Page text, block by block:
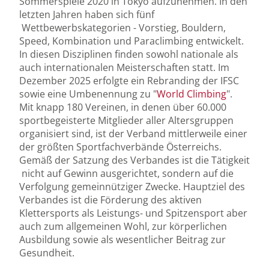
letzten Jahren haben sich fünf
Wettbewerbskategorien - Vorstieg, Bouldern,
Speed, Kombination und Paraclimbing entwickelt.
In diesen Disziplinen finden sowohl nationale als
auch internationalen Meisterschaften statt. Im
Dezember 2025 erfolgte ein Rebranding der IFSC
sowie eine Umbenennung zu "World Climbing".
Mit knapp 180 Vereinen, in denen über 60.000
sportbegeisterte Mitglieder aller Altersgruppen
organisiert sind, ist der Verband mittlerweile einer
der größten Sportfachverbände Österreichs.
Gemäß der Satzung des Verbandes ist die Tätigkeit
nicht auf Gewinn ausgerichtet, sondern auf die
Verfolgung gemeinnütziger Zwecke. Hauptziel des
Verbandes ist die Förderung des aktiven
Klettersports als Leistungs- und Spitzensport aber
auch zum allgemeinen Wohl, zur körperlichen
Ausbildung sowie als wesentlicher Beitrag zur
Gesundheit.